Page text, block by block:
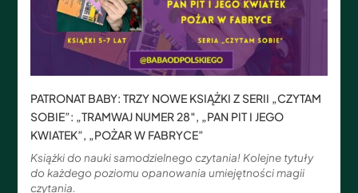
PATRONAT BABY: TRZY NOWE KSIĄŻKI Z SERII „CZYTAM
SOBIE”: „TRAMWAJ NUMER 28″, „PAN PIT I JEGO
KWIATEK”, „POŻAR W FABRYCE”
Książki do nauki samodzielnego czytania! Kolejne tytuły
do każdego poziomu opanowania umiejętności magii
czytania.